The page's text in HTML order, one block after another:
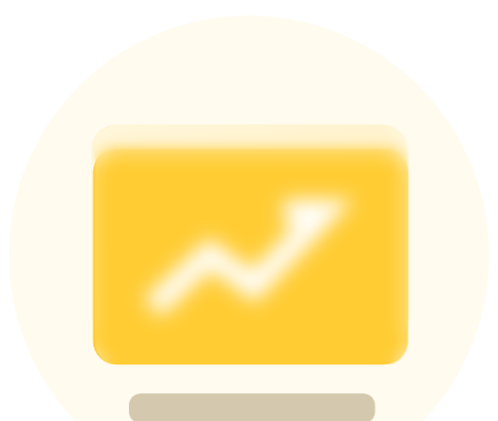
BTC Welcome Rewards
Deposit & Trade BTC to Share 25000 USDT prize pool!
Deposit CASHCAT & Win
Share 500000 CASHCAT prize pool
Exclusive for BitMart Users